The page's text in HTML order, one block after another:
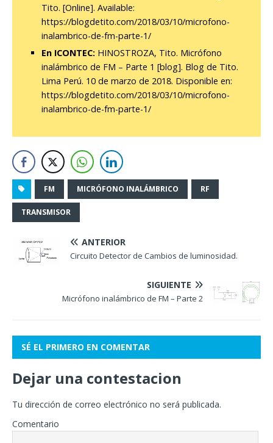
Tito. [Online]. Available:
https://blogdetito.com/2018/03/10/microfono-
inalambrico-de-fm-parte-1/
En ICONTEC: HINOSTROZA, Tito. Micrófono
inalámbrico de FM – Parte 1 [blog]. Blog de Tito.
Lima Perú. 10 de marzo de 2018. Disponible en:
https://blogdetito.com/2018/03/10/microfono-
inalambrico-de-fm-parte-1/
FM MICRÓFONO INALÁMBRICO RF
TRANSMISOR
ANTERIOR
Circuito Detector de Cambios de luminosidad.
SIGUIENTE
Micrófono inalámbrico de FM – Parte 2
SÉ EL PRIMERO EN COMENTAR
Dejar una contestacion
Tu dirección de correo electrónico no será publicada.
Comentario